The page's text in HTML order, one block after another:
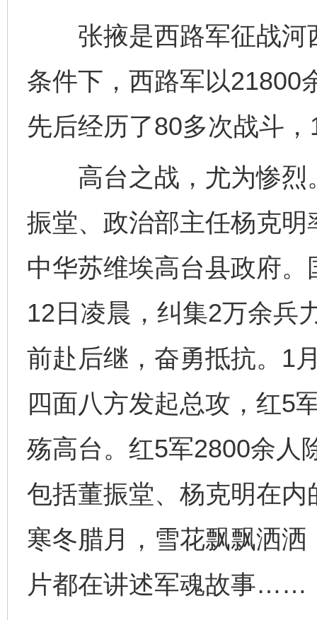
张掖是西路军征战河
条件下，西路军以21800
先后经历了80多次战斗
高台之战，尤为惨烈
振堂、政治部主任杨克
中华苏维埃高台县政府
12日凌晨，纠集2万余兵
前赴后继，奋勇抵抗。1
四面八方发起总攻，红5
殇高台。红5军2800余人
包括董振堂、杨克明在
寒冬腊月，雪花飘飘洒
片都在讲述军魂故事……